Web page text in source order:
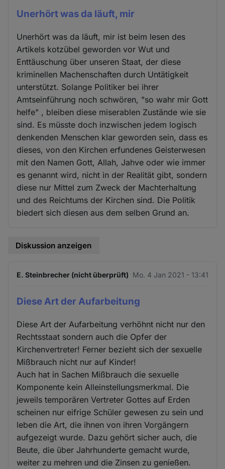
Unerhört was da läuft, mir
Unerhört was da läuft, mir ist beim lesen des
Artikels kotzübel geworden vor Wut und
Enttäuschung über unseren Staat, der diese
kriminellen Machenschaften durch Untätigkeit
unterstützt. Solange Politiker bei ihrer
Amtseinführung noch schwören, "so wahr mir Gott
helfe" , bleiben diese miserablen Zustände wie sie
sind. Es müsste doch inzwischen jedem logisch
denkenden Menschen klar geworden sein, dass es
dieses, von den Kirchen erfundenes Geisterwesen
mit den Namen Gott, Allah, Jahve oder wie immer
es genannt wird, nicht in der Realität gibt, sondern
diese nur Mittel zum Zweck der Machterhaltung
und des Reichtums der Kirchen sind. Die Politik
biedert sich diesen aus dem selben Grund an.
Diskussion anzeigen
E. Steinbrecher (nicht überprüft) Mo. 4 Jan 2021 - 13:41
Diese Art der Aufarbeitung
Diese Art der Aufarbeitung verhöhnt nicht nur den
Rechtsstaat sondern auch die Opfer der
Kirchenvertreter! Ferner bezieht sich der sexuelle
Mißbrauch nicht nur auf Kinder!
Auch hat in Sachen Mißbrauch die sexuelle
Komponente kein Alleinstellungsmerkmal. Die
jeweils temporären Vertreter Gottes auf Erden
scheinen nur eifrige Schüler gewesen zu sein und
leben die Art, die ihnen von ihren Vorgängern
aufgezeigt wurde. Dazu gehört sicher auch, die
Beute, die über Jahrhunderte gemacht wurde,
weiter zu mehren und die Zinsen zu genießen.